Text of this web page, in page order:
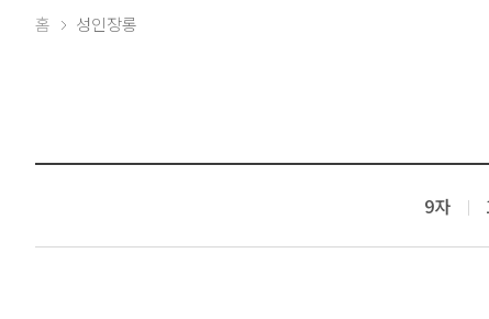
홈 성인장롱
9자